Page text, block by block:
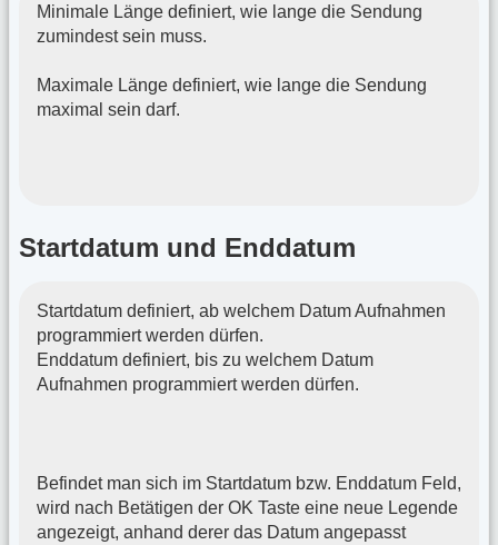
Minimale Länge definiert, wie lange die Sendung
zumindest sein muss.
Maximale Länge definiert, wie lange die Sendung
maximal sein darf.
Startdatum und Enddatum
Startdatum definiert, ab welchem Datum Aufnahmen
programmiert werden dürfen.
Enddatum definiert, bis zu welchem Datum
Aufnahmen programmiert werden dürfen.
Befindet man sich im Startdatum bzw. Enddatum Feld,
wird nach Betätigen der OK Taste eine neue Legende
angezeigt, anhand derer das Datum angepasst